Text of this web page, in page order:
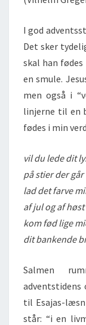
I god
Det sker
skal han
en smule.
men også i
linjerne til en
fødes i min
vil du lede dit
på stier der
lad det farve
af jul og af høst
kom fød lige
dit bankende
Salmen
adventstidens
til Esajas-
står: “i en